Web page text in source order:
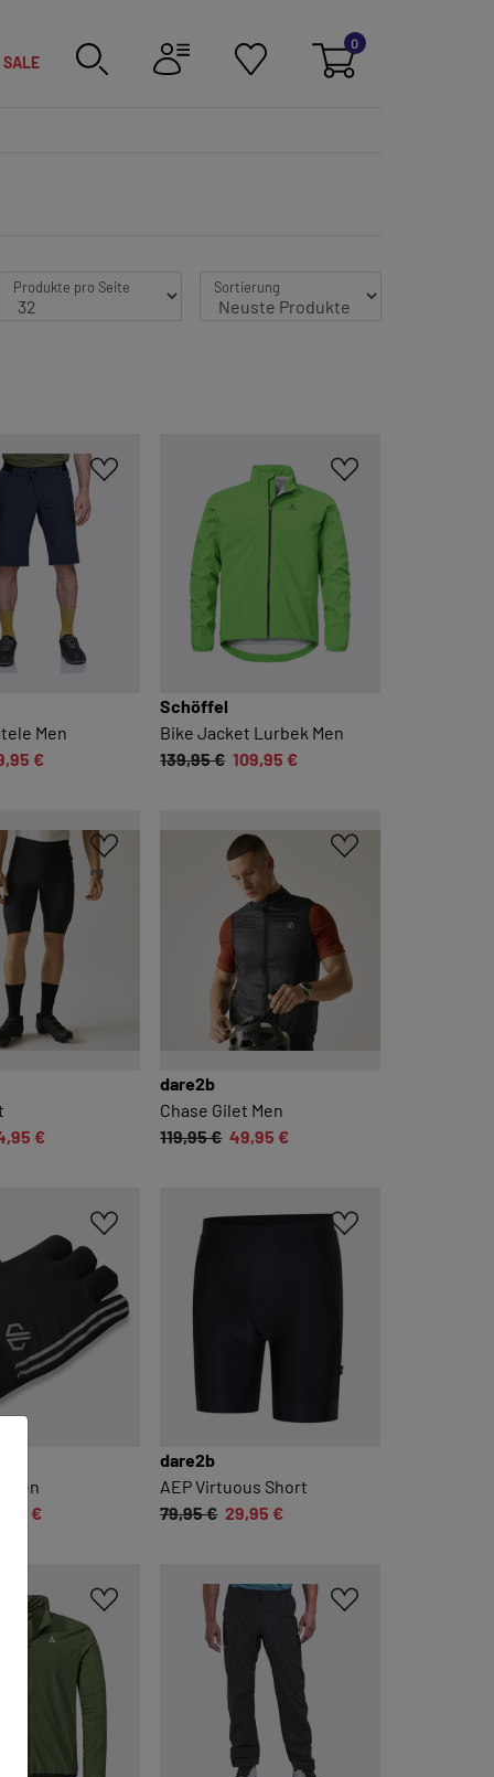
0
SALE
Men
€
Schöffel
Bike Jacket Lurbek Men
139,95 € 109,95 €
€
dare2b
Chase Gilet Men
119,95 € 49,95 €
Men
€
dare2b
AEP Virtuous Short
79,95 € 29,95 €